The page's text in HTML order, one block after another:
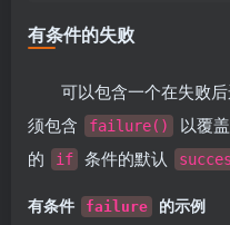
有条件的失败
可以包含一个在失败
须包含
failure()
以覆
的
if 条件的默认
有条件 failure 的示例